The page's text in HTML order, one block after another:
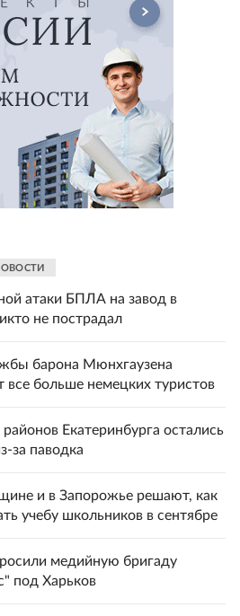
атаки БПЛА на завод в
не пострадал
барона Мюнхгаузена
все больше немецких туристов
Екатеринбурга остались
за паводка
и в Запорожье решают, как
учебу школьников в сентябре
медийную бригаду
под Харьков